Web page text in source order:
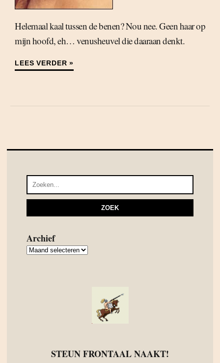
Helemaal kaal tussen de benen? Nou nee. Geen haar op
mijn hoofd, eh… venusheuvel die daaraan denkt.
LEES VERDER »
Archief
Archief
STEUN FRONTAAL NAAKT!